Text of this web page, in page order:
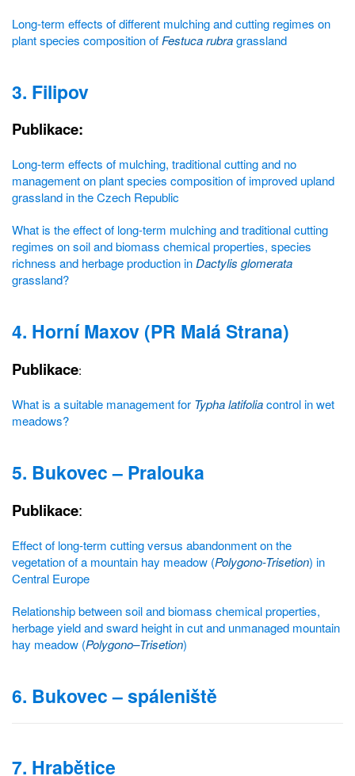
Long-term effects of different mulching and cutting regimes on
plant species composition of Festuca rubragrassland
3. Filipov
Publikace:
Long-term effects of mulching, traditional cutting and no
management on plant species composition of improved upland
grassland in the Czech Republic
What is the effect of long-term mulching and traditional cutting
regimes on soil and biomass chemical properties, species
richness and herbage production inDactylis glomerata
grassland?
4. Horní Maxov (PR Malá Strana)
Publikace:
What is a suitable management for Typha latifoliacontrol in wet
meadows?
5. Bukovec – Pralouka
Publikace:
Effect of long-term cutting versus abandonment on the
vegetation of a mountain hay meadow (Polygono-Trisetion) in
Central Europe
Relationship between soil and biomass chemical properties,
herbage yield and sward height in cut and unmanaged mountain
hay meadow (Polygono–Trisetion)
6. Bukovec – spáleniště
7. Hrabětice